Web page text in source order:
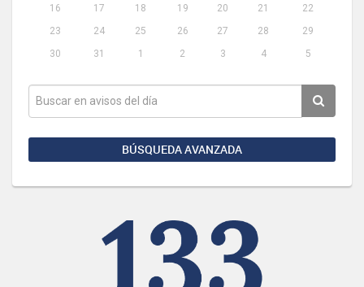
16
17 18 19 20 21
22
23
24 25 26 27 28
29
30
31 1 2 3 4 5
BÚSQUEDA AVANZADA